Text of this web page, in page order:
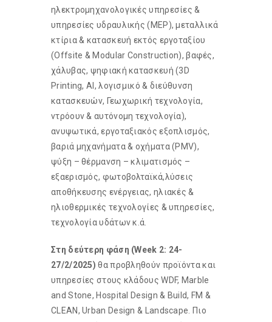
ηλεκτρομηχανολογικές υπηρεσίες &
υπηρεσίες υδραυλικής (ΜΕΡ), μεταλλικά
κτίρια & κατασκευή εκτός εργοταξίου
(Offsite & Modular Construction), βαφές,
χάλυβας, ψηφιακή κατασκευή (3D
Printing, AI, λογισμικό & διεύθυνση
κατασκευών, Γεωχωρική τεχνολογία,
ντρόουν & αυτόνομη τεχνολογία),
ανυψωτικά, εργοταξιακός εξοπλισμός,
βαριά μηχανήματα & οχήματα (PMV),
ψύξη – θέρμανση – κλιματισμός –
εξαερισμός, φωτοβολταϊκά,λύσεις
αποθήκευσης ενέργειας, ηλιακές &
ηλιοθερμικές τεχνολογίες & υπηρεσίες,
τεχνολογία υδάτων κ.ά.
Στη δεύτερη φάση (Week 2: 24-
27/2/2025) θα προβληθούν προϊόντα και
υπηρεσίες στους κλάδους WDF, Marble
and Stone, Hospital Design & Build, FM &
CLEAN, Urban Design & Landscape. Πιο